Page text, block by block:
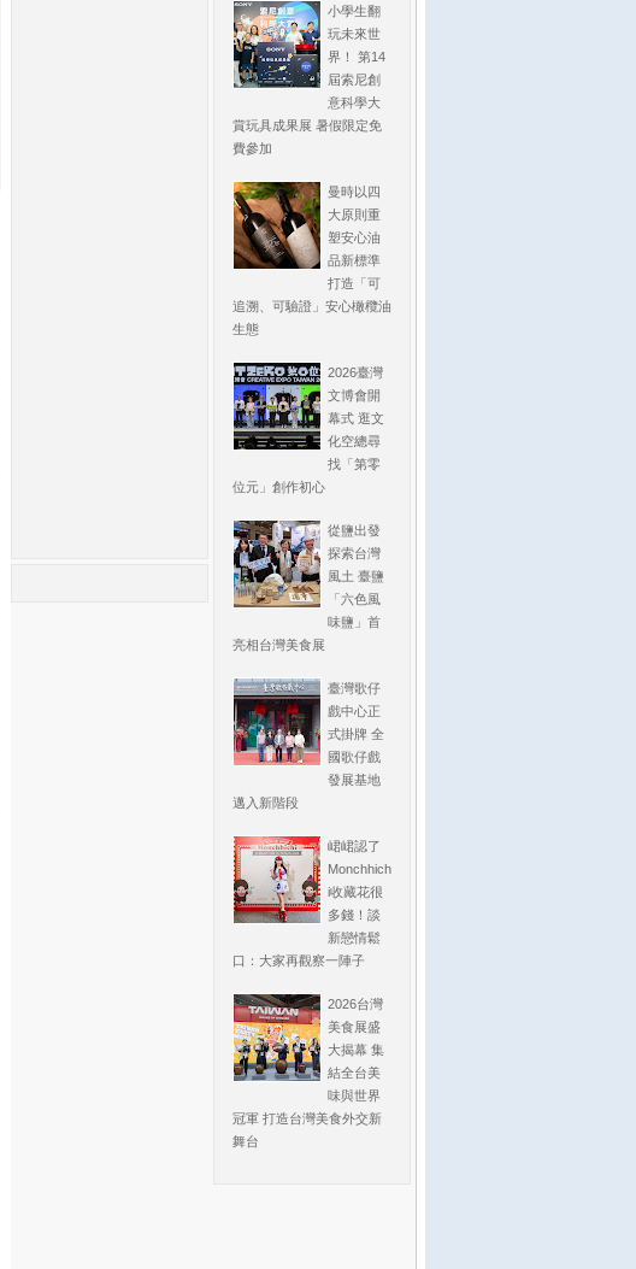
小學生翻
玩未來世
界！ 第14
屆索尼創
意科學大
賞玩具成果展 暑假限定免
費參加
曼時以四
大原則重
塑安心油
品新標準
打造「可
追溯、可驗證」安心橄欖油
生態
2026臺灣
文博會開
幕式 逛文
化空總尋
找「第零
位元」創作初心
從鹽出發
探索台灣
風土 臺鹽
「六色風
味鹽」首
亮相台灣美食展
臺灣歌仔
戲中心正
式掛牌 全
國歌仔戲
發展基地
邁入新階段
峮峮認了
Monchhich
i收藏花很
多錢！談
新戀情鬆
口：大家再觀察一陣子
2026台灣
美食展盛
大揭幕 集
結全台美
味與世界
冠軍 打造台灣美食外交新
舞台